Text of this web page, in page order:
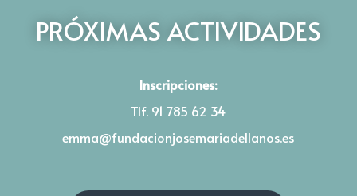
PRÓXIMAS ACTIVIDADES
Inscripciones:
Tlf. 91 785 62 34
emma@fundacionjosemariadellanos.es